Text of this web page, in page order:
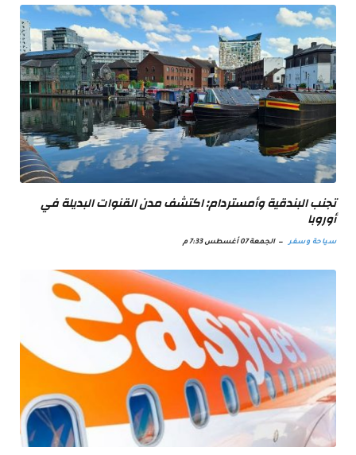
تجنب البندقية وأمستردام: اكتشف مدن القنوات البديلة في
أوروبا
سياحة وسفر الجمعة 07 أغسطس 7:33 م